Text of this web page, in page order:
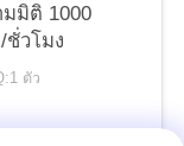
มิติ 1000
ชั่วโมง
ตัว